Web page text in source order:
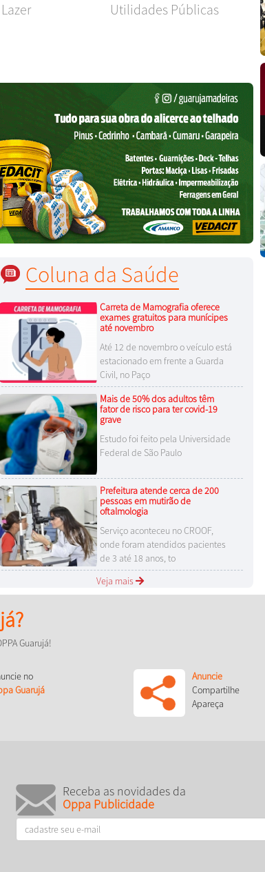
Utilidades Públicas
Coluna da Saúde
Carreta de Mamografia oferece
exames gratuitos para munícipes
até novembro
Até 12 de novembro o veículo está
estacionado em frente a Guarda
Civil, no Paço
Mais de 50% dos adultos têm
fator de risco para ter covid-19
grave
Estudo foi feito pela Universidade
Federal de São Paulo
Prefeitura atende cerca de 200
pessoas em mutirão de
oftalmologia
Serviço aconteceu no CROOF,
onde foram atendidos pacientes
de 3 até 18 anos, to
Veja mais
Guarujá!
no
Guarujá
Anuncie
Compartilhe
Apareça
Receba as novidades da
Oppa Publicidade